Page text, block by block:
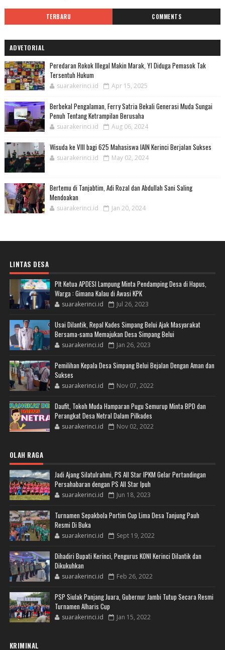
TERBARU COMMENTS
ADVETORIAL
Peredaran Rokok Illegal Makin Marak, YI Diduga Pemasok Tak
Tersentuh Hukum
suarakerinci.id Apr 15, 2025
Berbekal Pengalaman, Ferry Satria Bekali Generasi Muda Sungai
Penuh Tentang Ketrampilan Berusaha
suarakerinci.id Aug 06, 2024
Wisuda ke VIII bagi 625 Mahasiswa IAIN Kerinci Berjalan Sukses
suarakerinci.id May 02, 2024
Bertemu di Tanjabtim, Adi Rozal dan Abdullah Sani Saling
Mendoakan
suarakerinci.id Jan 20, 2024
LINTAS DESA
Plt Ketua APDESI Lampung Minta Pendamping Desa di Hapus,
Warga : Gimana Kalau di Awasi KPK
suarakerinci.id Jul 26, 2023
Usai Dilantik, Repal Kades Simpang Belui Ajak Masyarakat
Bersama-sama Memajukan Desa Simpang Belui
suarakerinci.id Jan 26, 2023
Pemilihan Kepala Desa Simpang Belui Bejalan Dengan Aman dan
Sukses
suarakerinci.id Nov 07, 2022
Daufit, Tokoh Muda Hamparan Pugu Semurup Minta BPD dan
Perangkat Desa Netral Dalam Pilkades
suarakerinci.id Nov 02, 2022
OLAH RAGA
Jadi Ajang Silatulrahmi, PS All Star IPKM Gelar Pertandingan
Persahabaran dengan PS All Star Ipuh
suarakerinci.id Jun 18, 2023
Turnamen Sepakbola Portim Cup Lima Desa Tanjung Pauh
Resmi Di Buka
suarakerinci.id Sept 19, 2022
Dihadiri Bupati Kerinci, Pengurus KONI Kerinci Dilantik dan
Dikukuhkan
suarakerinci.id Feb 26, 2022
PSP Siulak Panjang Juara, Gubernur Jambi Tutup Secara Resmi
Turnamen Alharis Cup
suarakerinci.id Jan 15, 2022
KRIMINAL